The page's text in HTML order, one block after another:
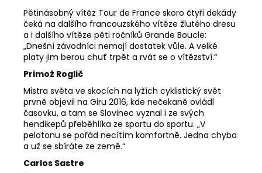
Pětinásobný vítěz Tour de France skoro čtyři dekády
čeká na dalšího francouzského vítěze žlutého dresu
a i dalšího vítěze pěti ročníků Grande Boucle:
„Dnešní závodníci nemají dostatek vůle. A velké
platy jim berou chuť trpět a rvát se o vítězství.“
Primož Roglič
Mistra světa ve skocích na lyžích cyklistický svět
prvně objevil na Giru 2016, kde nečekaně ovládl
časovku, a tam se Slovinec vyznal i ze svých
hendikepů přeběhlíka ze sportu do sportu. „V
pelotonu se pořád necítím komfortně. Jedna chyba
a už se sbíráte ze země.“
Carlos Sastre